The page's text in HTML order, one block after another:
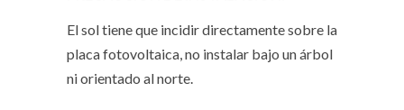
El sol tiene que incidir directamente sobre la
placa fotovoltaica, no instalar bajo un árbol
ni orientado al norte.